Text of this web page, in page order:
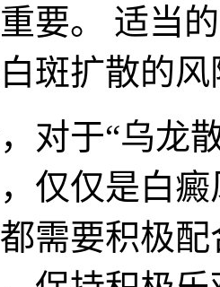
要。 适当
斑扩散的风
对于“乌龙
仅仅是白
需要积极